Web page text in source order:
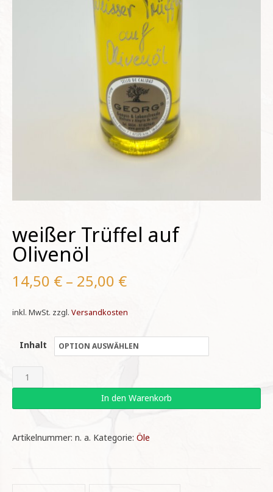
weißer Trüffel auf
Olivenöl
14,50 € – 25,00 €
inkl. MwSt. zzgl. Versandkosten
Inhalt
weißer
Trüffel
auf
Menge
In den Warenkorb
Artikelnummer: n. a. Kategorie: Öle